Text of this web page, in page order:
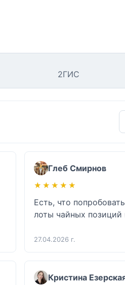
2ГИС
Глеб Смирнов
★★★★★
★★★★★
Есть, что
лоты чайных позиций
27.04.2026 г.
Кристина